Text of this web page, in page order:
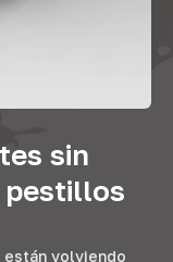
sin
pestillos
volviendo